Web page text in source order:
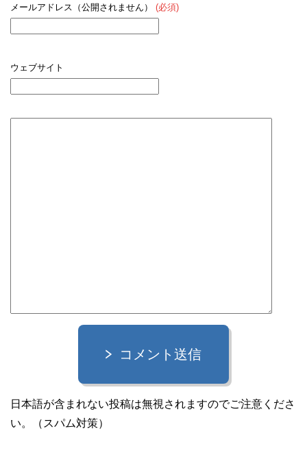
メールアドレス（公開されません） (必須)
ウェブサイト
コメント送信
日本語が含まれない投稿は無視されますのでご注意くださ
い。（スパム対策）